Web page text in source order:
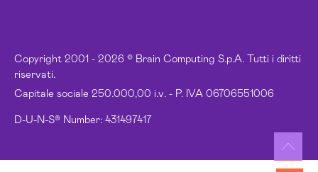
Copyright 2001 - 2026 © Brain Computing S.p.A. Tutti i diritti
riservati.
Capitale sociale 250.000,00 i.v. - P. IVA 06706551006
D-U-N-S® Number: 431497417